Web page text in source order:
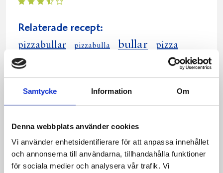
Samtycke Information Om
Denna webbplats använder cookies
Vi använder enhetsidentifierare för att anpassa innehållet
och annonserna till användarna, tillhandahålla funktioner
för sociala medier och analysera vår trafik. Vi
Relaterade recept:
pizzabullar pizzabulla bullar pizza
bacon
på
på
post
ut